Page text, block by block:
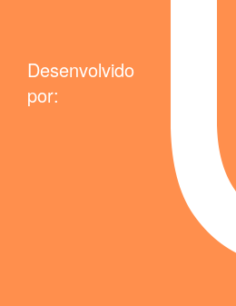
Desenvolvido
por: